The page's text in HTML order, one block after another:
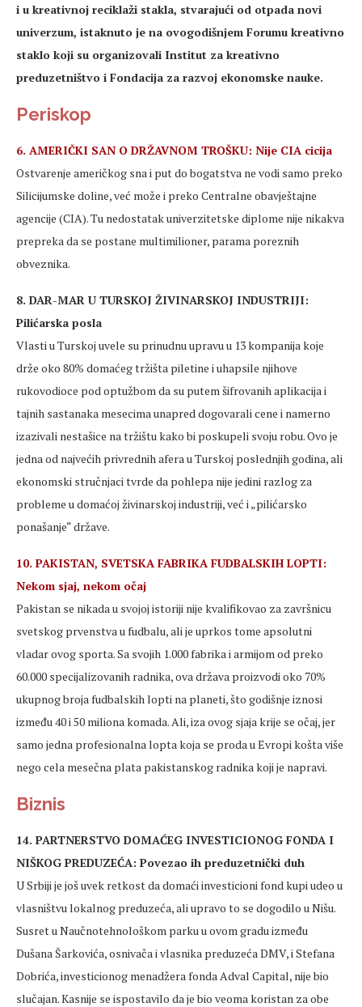
i u kreativnoj reciklaži stakla, stvarajući od otpada novi
univerzum, istaknuto je na ovogodišnjem Forumu kreativno
staklo koji su organizovali Institut za kreativno
preduzetništvo i Fondacija za razvoj ekonomske nauke.
Periskop
6. AMERIČKI SAN O DRŽAVNOM TROŠKU: Nije CIA cicija
Ostvarenje američkog sna i put do bogatstva ne vodi samo preko
Silicijumske doline, već može i preko Centralne obavještajne
agencije (CIA). Tu nedostatak univerzitetske diplome nije nikakva
prepreka da se postane multimilioner, parama poreznih
obveznika.
8. DAR-MAR U TURSKOJ ŽIVINARSKOJ INDUSTRIJI:
Pilićarska posla
Vlasti u Turskoj uvele su prinudnu upravu u 13 kompanija koje
drže oko 80% domaćeg tržišta piletine i uhapsile njihove
rukovodioce pod optužbom da su putem šifrovanih aplikacija i
tajnih sastanaka mesecima unapred dogovarali cene i namerno
izazivali nestašice na tržištu kako bi poskupeli svoju robu. Ovo je
jedna od najvećih privrednih afera u Turskoj poslednjih godina, ali
ekonomski stručnjaci tvrde da pohlepa nije jedini razlog za
probleme u domaćoj živinarskoj industriji, već i „pilićarsko
ponašanje“ države.
10. PAKISTAN, SVETSKA FABRIKA FUDBALSKIH LOPTI:
Nekom sjaj, nekom očaj
Pakistan se nikada u svojoj istoriji nije kvalifikovao za završnicu
svetskog prvenstva u fudbalu, ali je uprkos tome apsolutni
vladar ovog sporta. Sa svojih 1.000 fabrika i armijom od preko
60.000 specijalizovanih radnika, ova država proizvodi oko 70%
ukupnog broja fudbalskih lopti na planeti, što godišnje iznosi
između 40 i 50 miliona komada. Ali, iza ovog sjaja krije se očaj, jer
samo jedna profesionalna lopta koja se proda u Evropi košta više
nego cela mesečna plata pakistanskog radnika koji je napravi.
Biznis
14. PARTNERSTVO DOMAĆEG INVESTICIONOG FONDA I
NIŠKOG PREDUZEĆA: Povezao ih preduzetnički duh
U Srbiji je još uvek retkost da domaći investicioni fond kupi udeo u
vlasništvu lokalnog preduzeća, ali upravo to se dogodilo u Nišu.
Susret u Naučnotehnološkom parku u ovom gradu između
Dušana Šarkovića, osnivača i vlasnika preduzeća DMV, i Stefana
Dobrića, investicionog menadžera fonda Adval Capital, nije bio
slučajan. Kasnije se ispostavilo da je bio veoma koristan za obe